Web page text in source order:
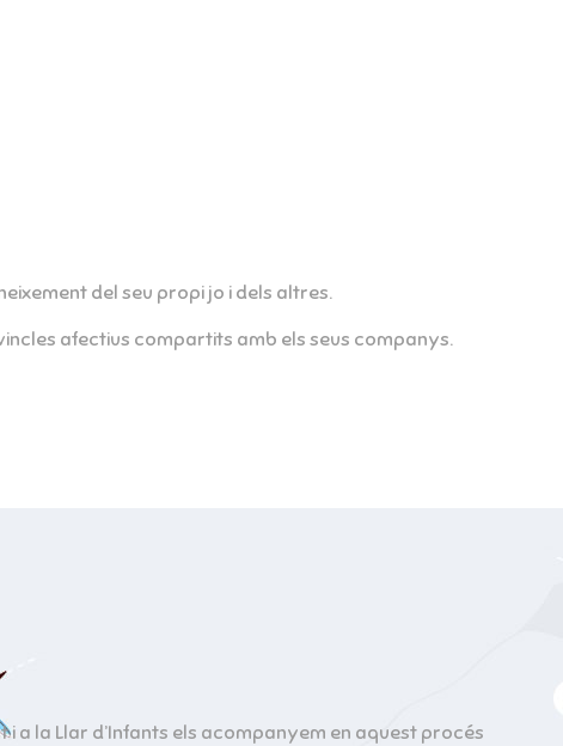
del seu propi jo i dels altres.
afectius compartits amb els seus companys.
a la Llar d’Infants els acompanyem en aquest procés